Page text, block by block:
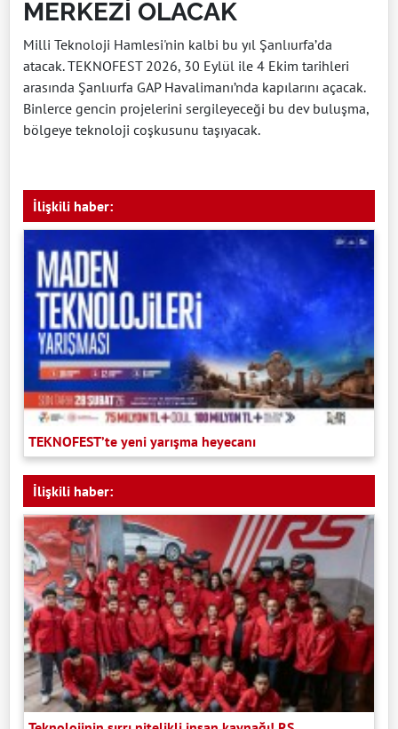
MERKEZİ OLACAK
Milli Teknoloji Hamlesi'nin kalbi bu yıl Şanlıurfa’da
atacak.TEKNOFEST 2026, 30 Eylül ile 4 Ekim tarihleri
arasında Şanlıurfa GAP Havalimanı’nda kapılarını açacak.
Binlerce gencin projelerini sergileyeceği bu dev buluşma,
bölgeye teknoloji coşkusunu taşıyacak.
İlişkili haber:
TEKNOFEST’te yeni yarışma heyecanı
İlişkili haber: